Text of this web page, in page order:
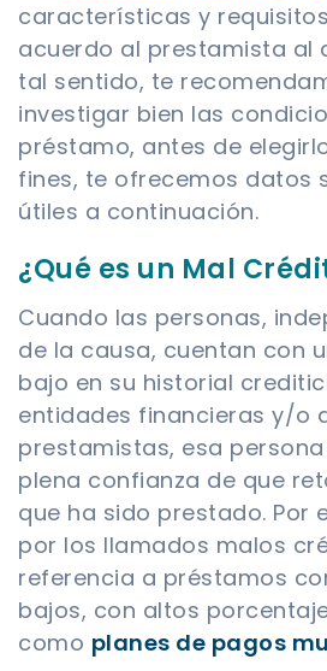
características y
acuerdo al prestamista al
tal sentido, te
investigar bien las
préstamo, antes de
fines, te ofrecemos datos
útiles a continuación.
¿Qué es un Mal
Cuando las personas,
de la causa, cuentan con
bajo en su historial
entidades financieras y/o
prestamistas, esa
plena confianza de que
que ha sido prestado. Por
por los llamados malos
referencia a préstamos
bajos, con altos
como planes de pagos